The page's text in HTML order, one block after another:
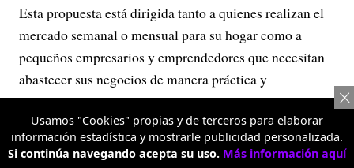
Esta propuesta está dirigida tanto a quienes realizan el
mercado semanal o mensual para su hogar como a
pequeños empresarios y emprendedores que necesitan
abastecer sus negocios de manera práctica y
conveniente.
Actualmente, Metro Almacén ya cuenta con
supermercados en Bogotá, con sedes en Bosa, Fontibón,
Usamos "Cookies" propias y de terceros para elaborar
información estadística y mostrarle publicidad personalizada.
Si continúa navegando acepta su uso. Más información aquí